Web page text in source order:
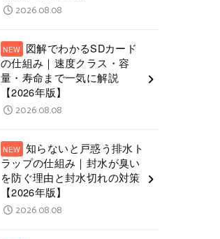
2026.08.08
図解でわかるSDカード
の仕組み｜速度クラス・容
量・寿命まで一気に解説
【2026年版】
2026.08.08
知らないと戸惑う排水ト
ラップの仕組み｜封水が臭い
を防ぐ理由と封水切れの対策
【2026年版】
2026.08.08